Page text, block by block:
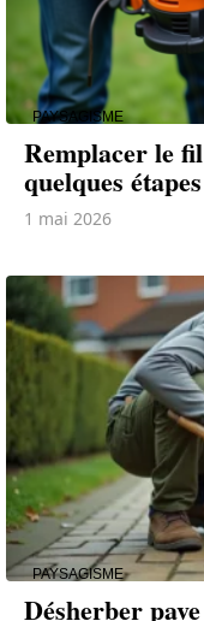
PAYSAGISME
Remplacer le
quelques
1 mai 2026
PAYSAGISME
Désherber